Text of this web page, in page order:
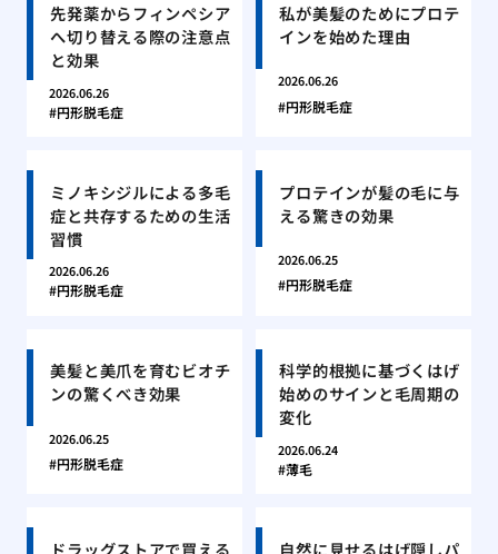
先発薬からフィンペシア
へ切り替える際の注意点
と効果
2026.06.26
円形脱毛症
私が美髪のためにプロテ
インを始めた理由
2026.06.26
円形脱毛症
ミノキシジルによる多毛
症と共存するための生活
習慣
2026.06.26
円形脱毛症
プロテインが髪の毛に与
える驚きの効果
2026.06.25
円形脱毛症
美髪と美爪を育むビオチ
ンの驚くべき効果
2026.06.25
円形脱毛症
科学的根拠に基づくはげ
始めのサインと毛周期の
変化
2026.06.24
薄毛
ドラッグストアで買える
自然に見せるはげ隠しパ